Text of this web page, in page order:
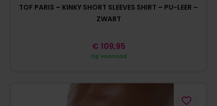
TOF PARIS – KINKY SHORT SLEEVES SHIRT – PU-LEER –
ZWART
Op voorraad
€ 109,95